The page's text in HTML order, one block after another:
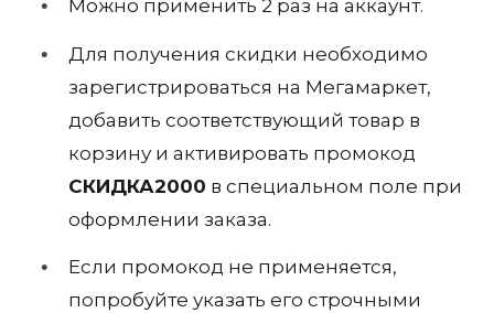
Можно применить 2 раз на аккаунт.
Для получения скидки необходимо
зарегистрироваться на Мегамаркет,
добавить соответствующий товар в
корзину и активировать промокод
СКИДКА2000 в специальном поле при
оформлении заказа.
Если промокод не применяется,
попробуйте указать его строчными